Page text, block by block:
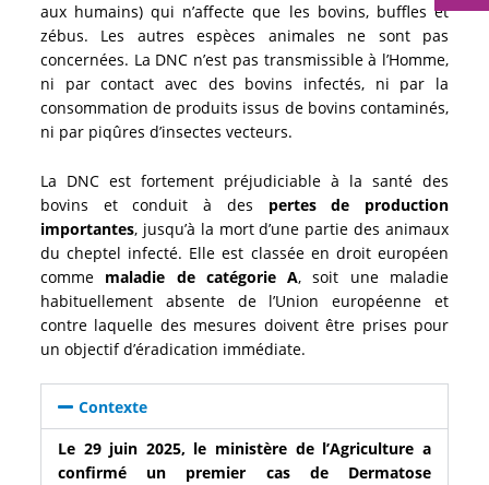
aux humains) qui n’affecte que les bovins, buffles et
zébus. Les autres espèces animales ne sont pas
concernées. La DNC n’est pas transmissible à l’Homme,
ni par contact avec des bovins infectés, ni par la
consommation de produits issus de bovins contaminés,
ni par piqûres d’insectes vecteurs.
La DNC est fortement préjudiciable à la santé des
bovins et conduit à des pertes de production
importantes, jusqu’à la mort d’une partie des animaux
du cheptel infecté. Elle est classée en droit européen
comme maladie de catégorie A, soit une maladie
habituellement absente de l’Union européenne et
contre laquelle des mesures doivent être prises pour
un objectif d’éradication immédiate.
Contexte
Le 29 juin 2025, le ministère de l’Agriculture a
confirmé un premier cas de Dermatose